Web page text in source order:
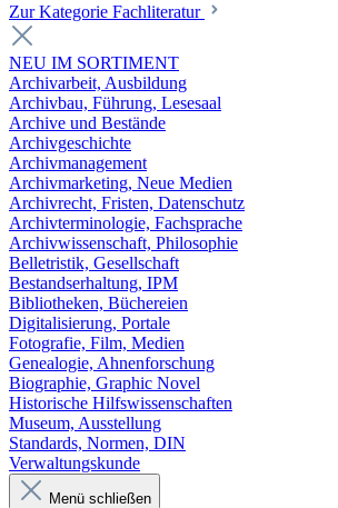
Zur Kategorie Fachliteratur
NEU IM SORTIMENT
Archivarbeit, Ausbildung
Archivbau, Führung, Lesesaal
Archive und Bestände
Archivgeschichte
Archivmanagement
Archivmarketing, Neue Medien
Archivrecht, Fristen, Datenschutz
Archivterminologie, Fachsprache
Archivwissenschaft, Philosophie
Belletristik, Gesellschaft
Bestandserhaltung, IPM
Bibliotheken, Büchereien
Digitalisierung, Portale
Fotografie, Film, Medien
Genealogie, Ahnenforschung
Biographie, Graphic Novel
Historische Hilfswissenschaften
Museum, Ausstellung
Standards, Normen, DIN
Verwaltungskunde
Menü schließen